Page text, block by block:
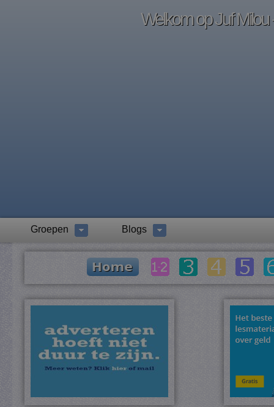
Welkom op Juf Milou
Groepen Blogs